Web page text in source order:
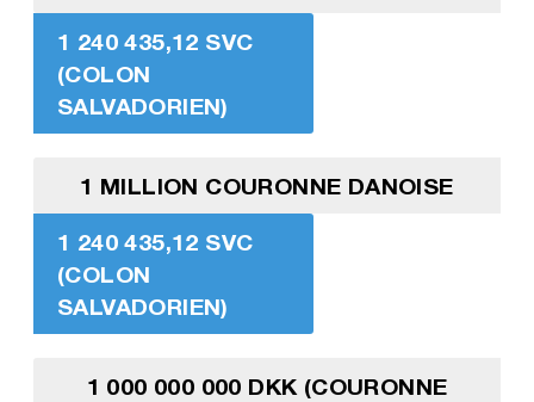
1 240 435,12 SVC
(COLON
SALVADORIEN)
1 MILLION COURONNE DANOISE
1 240 435,12 SVC
(COLON
SALVADORIEN)
1 000 000 000 DKK (COURONNE